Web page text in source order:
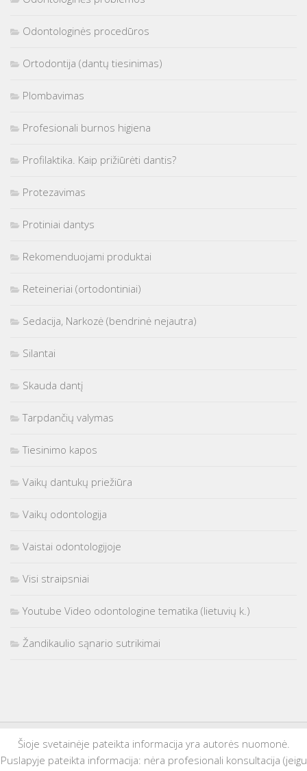
Odontologinės procedūros
Ortodontija (dantų tiesinimas)
Plombavimas
Profesionali burnos higiena
Profilaktika. Kaip prižiūrėti dantis?
Protezavimas
Protiniai dantys
Rekomenduojami produktai
Reteineriai (ortodontiniai)
Sedacija, Narkozė (bendrinė nejautra)
Silantai
Skauda dantį
Tarpdančių valymas
Tiesinimo kapos
Vaikų dantukų priežiūra
Vaikų odontologija
Vaistai odontologijoje
Visi straipsniai
Youtube Video odontologine tematika (lietuvių k.)
Žandikaulio sąnario sutrikimai
Šioje svetainėje pateikta informacija yra autorės nuomonė.
Puslapyje pateikta informacija: nėra profesionali konsultacija (jeigu